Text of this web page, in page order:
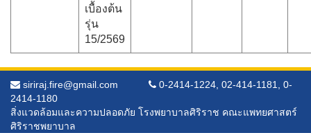
เบื้องต้น
รุ่น
15/2569
siriraj.fire@gmail.com
0-2414-1224, 02-414-1181, 0-
2414-1180
สิ่งแวดล้อมและความปลอดภัย โรงพยาบาลศิริราช คณะแพทยศาสตร์
ศิริราชพยาบาล